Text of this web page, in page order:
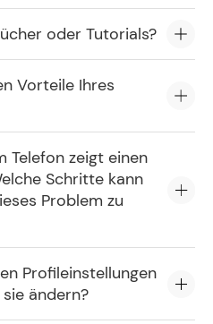
oder Tutorials?
Vorteile Ihres
Telefon zeigt einen
Schritte kann
Problem zu
Profileinstellungen
ändern?